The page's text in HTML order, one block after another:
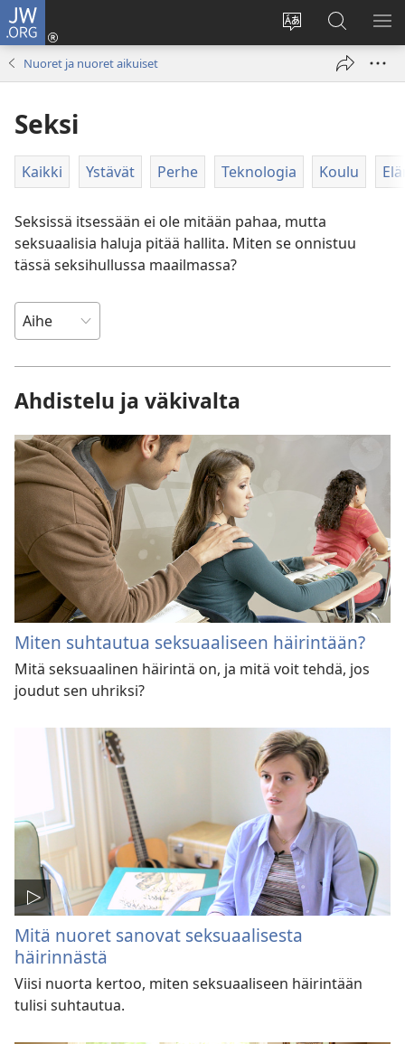
JW.ORG
Vaihda
sivuston
Kirjaudu
(avaa
Hae
JW.ORG-
sivustolta
Nuoret ja nuoret aikuiset
Seksi
Kaikki Ystävät Perhe Teknologia Koulu
Seksissä itsessään ei ole mitään pahaa, mutta
seksuaalisia haluja pitää hallita. Miten se onnistuu
tässä seksihullussa maailmassa?
Ahdistelu ja väkivalta
Miten suhtautua seksuaaliseen häirintään?
Mitä seksuaalinen häirintä on, ja mitä voit tehdä, jos
joudut sen uhriksi?
Mitä nuoret sanovat seksuaalisesta
häirinnästä
Viisi nuorta kertoo, miten seksuaaliseen häirintään
tulisi suhtautua.